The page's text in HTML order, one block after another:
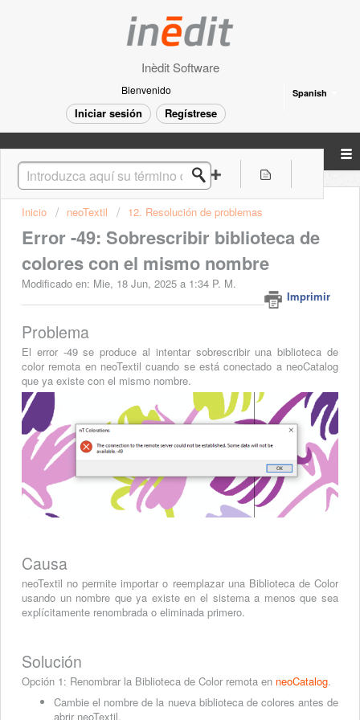
Inèdit Software
Spanish
Bienvenido
Iniciar sesión Regístrese
Inicio neoTextil 12. Resolución de problemas
Error -49: Sobrescribir biblioteca de
colores con el mismo nombre
Imprimir
Modificado en: Mie, 18 Jun, 2025 a 1:34 P. M.
Problema
El error -49 se produce al intentar sobrescribir una biblioteca de
color remota en neoTextil cuando se está conectado a neoCatalog
que ya existe con el mismo nombre.
Causa
neoTextil no permite importar o reemplazar una Biblioteca de Color
usando un nombre que ya existe en el sistema a menos que sea
explícitamente renombrada o eliminada primero.
Solución
Opción 1: Renombrar la Biblioteca de Color remota en neoCatalog.
Cambie el nombre de la nueva biblioteca de colores antes de
abrir neoTextil.